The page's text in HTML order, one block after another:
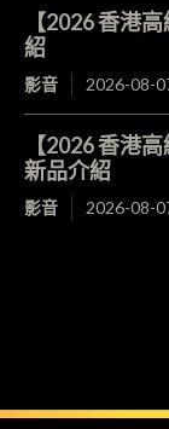
【2026 香港
紹
影音 2026-08-
【2026 香港
新品介紹
影音 2026-08-